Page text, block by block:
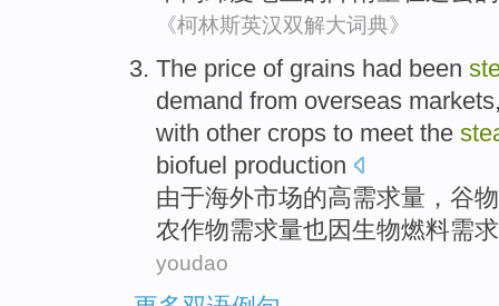
《柯林斯英汉双解大词典》
The price of grains had been
demand from overseas markets
with other crops to meet the
biofuel production
由于海外市场的高需求量 ， 谷物
农作物需求量也因生物燃料需求
youdao